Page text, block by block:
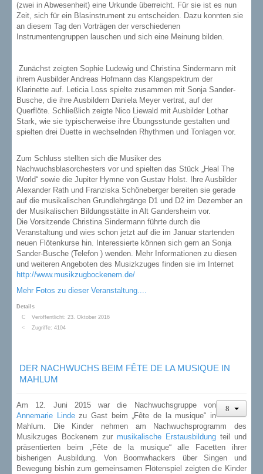
(zwei in Abwesenheit) eine Urkunde überreicht. Für sie ist es nun
Zeit, sich für ein Blasinstrument zu entscheiden. Dazu konnten sie
an diesem Tag den Vorträgen der verschiedenen
Instrumentengruppen lauschen und sich eine Meinung bilden.
Zunächst zeigten Sophie Ludewig und Christina Sindermann mit
ihrem Ausbilder Andreas Hofmann das Klangspektrum der
Klarinette auf. Leticia Loss spielte zusammen mit Sonja Sander-
Busche, die ihre Ausbildern Daniela Meyer vertrat, auf der
Querflöte. Schließlich zeigte Nico Liewald mit Ausbilder Lothar
Stark, wie sie typischerweise ihre Übungsstunde gestalten und
spielten drei Duette in wechselnden Rhythmen und Tonlagen vor.
Zum Schluss stellten sich die Musiker des
Nachwuchsblasorchesters vor und spielten das Stück „Heal The
World“ sowie die Jupiter Hymne von Gustav Holst. Ihre Ausbilder
Alexander Rath und Franziska Schöneberger bereiten sie gerade
auf die musikalischen Grundlehrgänge D1 und D2 im Dezember an
der Musikalischen Bildungsstätte in Alt Gandersheim vor.
Die Vorsitzende Christina Sindermann führte durch die
Veranstaltung und wies schon jetzt auf die im Januar startenden
neuen Flötenkurse hin. Interessierte können sich gern an Sonja
Sander-Busche (Telefon ) wenden. Mehr Informationen zu diesen
und weiteren Angeboten des Musizkzuges finden sie im Internet
http://www.musikzugbockenem.de/
Mehr Fotos zu dieser Veranstaltung....
Details
Veröffentlicht: 23. Oktober 2016
Zugriffe: 4104
DER NACHWUCHS BEIM FÊTE DE LA MUSIQUE IN
MAHLUM
Am 12. Juni 2015 war die Nachwuchsgruppe von
Annemarie Lindezu Gast beim „Fête de la musique“ in
Mahlum. Die Kinder nehmen am Nachwuchsprogramm des
Musikzuges Bockenem zur musikalische Erstausbildungteil und
präsentierten beim „Fête de la musique“ alle Facetten ihrer
bisherigen Ausbildung. Von Boomwhackers über Singen und
Bewegung bishin zum gemeinsamen Flötenspiel zeigten die Kinder